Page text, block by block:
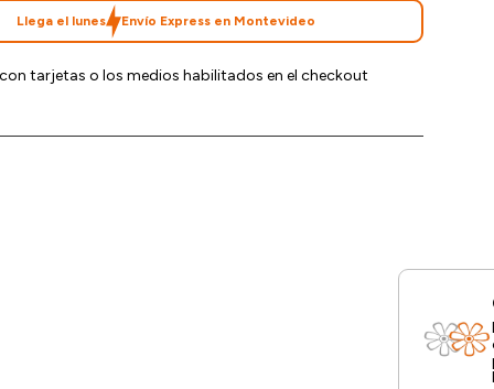
Llega el lunes Envío Express en Montevideo
tarjetas o los medios habilitados en el checkout